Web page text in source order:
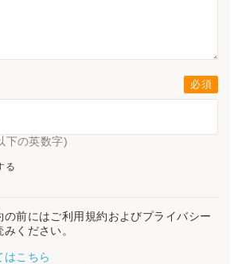
下の英数字)
る
の前にはご利用規約およびプライバシー
ください。
はこちら